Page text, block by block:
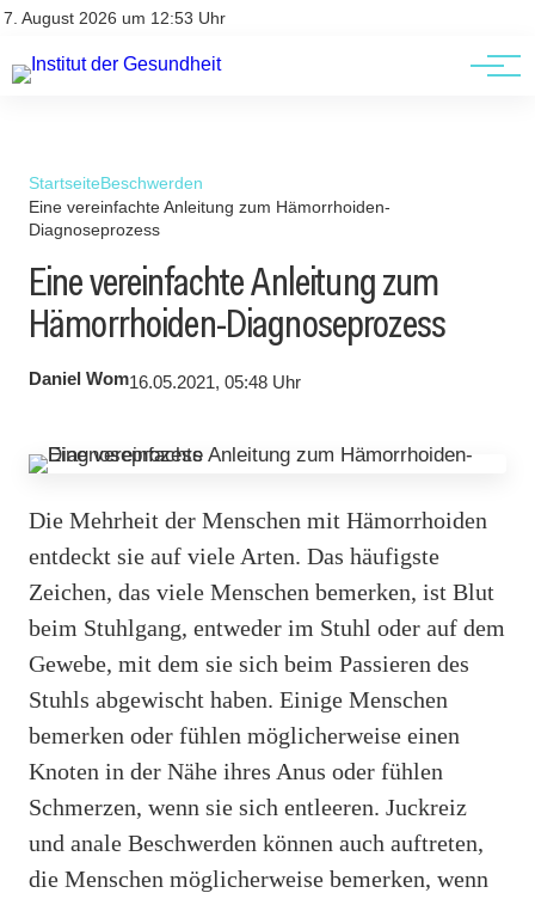
7. August 2026 um 12:53 Uhr
Kontakt
Kontakt
AGBs
StartseiteBeschwerden
Eine vereinfachte Anleitung zum Hämorrhoiden-
Diagnoseprozess
Eine vereinfachte Anleitung zum
Hämorrhoiden-Diagnoseprozess
Daniel Wom16.05.2021, 05:48 Uhr
Die Mehrheit der Menschen mit Hämorrhoiden
entdeckt sie auf viele Arten. Das häufigste
Zeichen, das viele Menschen bemerken, ist Blut
beim Stuhlgang, entweder im Stuhl oder auf dem
Gewebe, mit dem sie sich beim Passieren des
Stuhls abgewischt haben. Einige Menschen
bemerken oder fühlen möglicherweise einen
Knoten in der Nähe ihres Anus oder fühlen
Schmerzen, wenn sie sich entleeren. Juckreiz
und anale Beschwerden können auch auftreten,
die Menschen möglicherweise bemerken, wenn